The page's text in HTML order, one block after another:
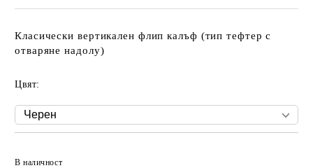
Класически вертикален флип калъф (тип тефтер с
отваряне надолу)
Цвят:
В наличност